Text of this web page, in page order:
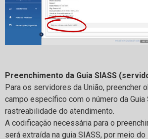
Preenchimento da Guia SIASS
Para os servidores da União, preencher
campo específico com o número da Guia
rastreabilidade do atendimento.
A codificação necessária para o
será extraída na guia SIASS, por meio do